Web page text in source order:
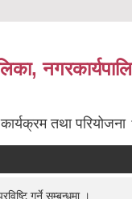
कार्यक्रम तथा परियोजना
गर्ने सम्बन्धमा ।